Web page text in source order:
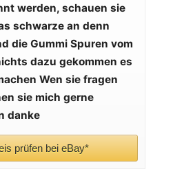
werden, schauen sie
schwarze an denn
die Gummi Spuren vom
dazu gekommen es
Wen sie fragen
sie mich gerne
danke
prüfen bei eBay*